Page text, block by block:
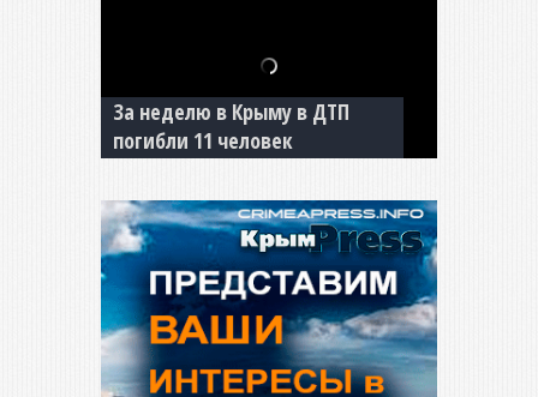
В Джанкое водитель ВАЗа
сбил двух детей на «зебре»